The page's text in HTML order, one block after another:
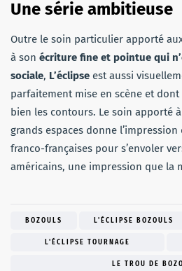
Une série ambitieuse
Outre le soin particulier apporté
à son écriture fine et pointue qui
sociale, L’éclipse est aussi
parfaitement mise en scène et
bien les contours. Le soin apporté
grands espaces donne
franco-françaises pour s’envoler
américains, une impression que la
BOZOULS L'ÉCLIPSE BOZOULS
L'ÉCLIPSE TOURNAGE
LE TROU DE